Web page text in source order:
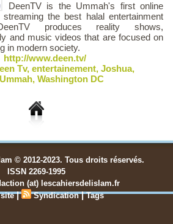
DeenTV is the Ummah's first online
streaming the best halal entertainment
produces reality shows,
and music videos that are focused on
in modern society.
http://www.deen.tv/
Tv, entertainement, Joshua,
Ummah, Washington DC
© 2012-2023. Tous droits réservés.
ISSN 2269-1995
(at) lescahiersdelislam.fr
| Syndication |Tags